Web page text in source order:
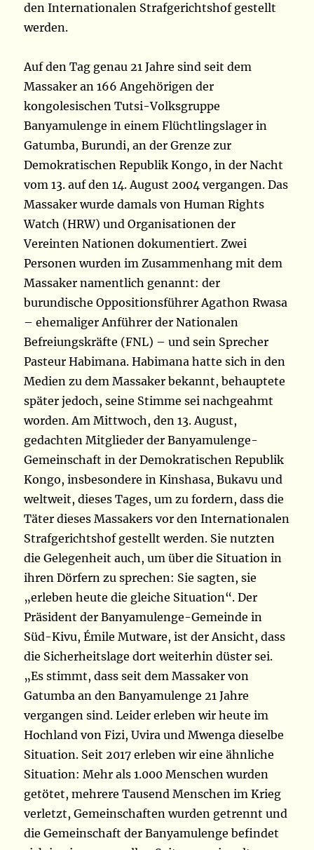
den Internationalen Strafgerichtshof gestellt
werden.
Auf den Tag genau 21 Jahre sind seit dem
Massaker an 166 Angehörigen der
kongolesischen Tutsi-Volksgruppe
Banyamulenge in einem Flüchtlingslager in
Gatumba, Burundi, an der Grenze zur
Demokratischen Republik Kongo, in der Nacht
vom 13. auf den 14. August 2004 vergangen. Das
Massaker wurde damals von Human Rights
Watch (HRW) und Organisationen der
Vereinten Nationen dokumentiert. Zwei
Personen wurden im Zusammenhang mit dem
Massaker namentlich genannt: der
burundische Oppositionsführer Agathon Rwasa
– ehemaliger Anführer der Nationalen
Befreiungskräfte (FNL) – und sein Sprecher
Pasteur Habimana. Habimana hatte sich in den
Medien zu dem Massaker bekannt, behauptete
später jedoch, seine Stimme sei nachgeahmt
worden. Am Mittwoch, den 13. August,
gedachten Mitglieder der Banyamulenge-
Gemeinschaft in der Demokratischen Republik
Kongo, insbesondere in Kinshasa, Bukavu und
weltweit, dieses Tages, um zu fordern, dass die
Täter dieses Massakers vor den Internationalen
Strafgerichtshof gestellt werden. Sie nutzten
die Gelegenheit auch, um über die Situation in
ihren Dörfern zu sprechen: Sie sagten, sie
„erleben heute die gleiche Situation“. Der
Präsident der Banyamulenge-Gemeinde in
Süd-Kivu, Émile Mutware, ist der Ansicht, dass
die Sicherheitslage dort weiterhin düster sei.
„Es stimmt, dass seit dem Massaker von
Gatumba an den Banyamulenge 21 Jahre
vergangen sind. Leider erleben wir heute im
Hochland von Fizi, Uvira und Mwenga dieselbe
Situation. Seit 2017 erleben wir eine ähnliche
Situation: Mehr als 1.000 Menschen wurden
getötet, mehrere Tausend Menschen im Krieg
verletzt, Gemeinschaften wurden getrennt und
die Gemeinschaft der Banyamulenge befindet